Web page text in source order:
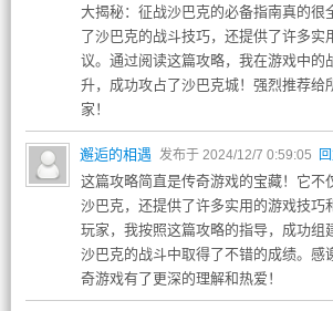
大揭秘：征战沙巴克的必备指南真的很
了沙巴克的战斗技巧，还提供了许多实
议。通过阅读这篇攻略，我在游戏中的
升，成功攻占了沙巴克城！强烈推荐给
家！
邂逅的相遇 发布于 2024/12/7 0:59:05
这篇攻略简直是传奇游戏的宝藏！它不
沙巴克，还提供了许多实用的游戏技巧
玩家，我按照这篇攻略的指导，成功组
沙巴克的战斗中取得了不错的成绩。感
奇游戏有了更深的理解和热爱！